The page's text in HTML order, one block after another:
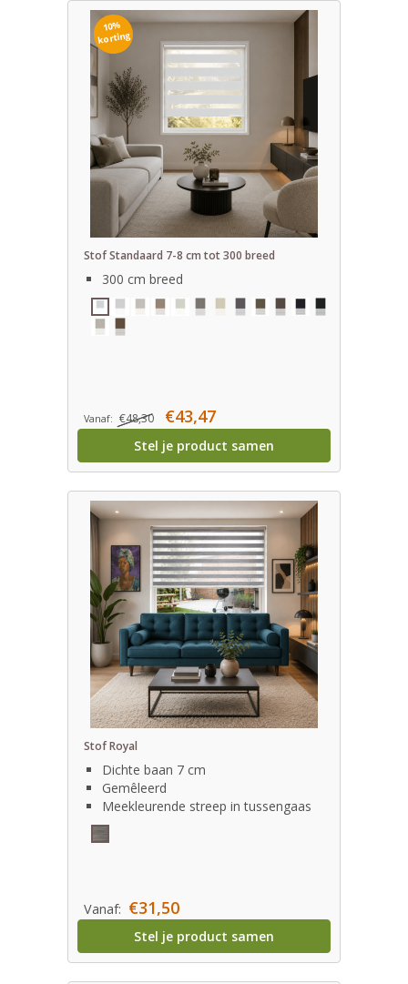
10%
korting
Stof Standaard 7-8 cm tot 300 breed
300 cm breed
Vanaf: €48,30 €43,47
Stel je product samen
Stof Royal
Dichte baan 7 cm
Gemêleerd
Meekleurende streep in tussengaas
Vanaf: €31,50
Stel je product samen